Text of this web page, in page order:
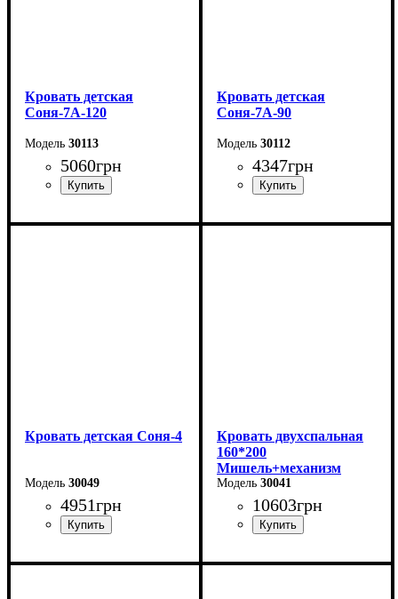
Кровать детская
Соня-7А-120
30113
5060грн
Длина - 204,8 см
Кровать детская
Соня-7А-90
30112
4347грн
Длина - 204,8 см
Кровать детская Соня-4
30049
4951грн
Ширина-203,2 см
Кровать двухспальная
160*200
Мишель+механизм
(темно-серая)
30041
10603грн
Ширина: 166 см